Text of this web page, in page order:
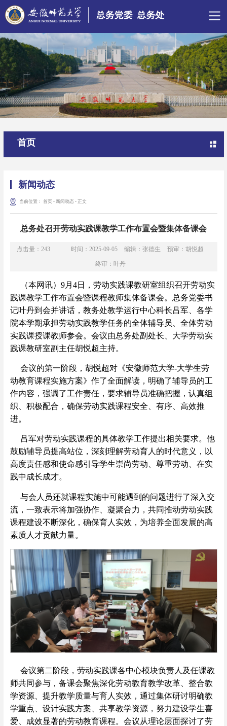
首页
新闻动态
当前位置： 首页 - 新闻动态 - 正文
总务处召开劳动实践课教学工作布置会暨集体备课会
点击量： 243 时间：2025-09-05 编辑：张德生 预审：胡悦超
终审：叶丹
（本网讯）9月4日，劳动实践课教研室组织召开劳动实
践课教学工作布置会暨课程教师集体备课会。总务党委书
记叶丹到会并讲话，教务处教学运行中心科长吕军、各学
院本学期承担劳动实践教学任务的全体辅导员、全体劳动
实践课授课教师参会。会议由总务处副处长、大学劳动实
践课教研室副主任胡悦超主持。
会议的第一阶段，胡悦超对《安徽师范大学-大学生劳
动教育课程实施方案》作了全面解读，明确了辅导员的工
作内容，强调了工作责任，要求辅导员准确把握，认真组
织、积极配合，确保劳动实践课程安全、有序、高效推
进。
吕军对劳动实践课程的具体教学工作提出相关要求。他
鼓励辅导员提高站位，深刻理解劳动育人的时代意义，以
高度责任感和使命感引导学生崇尚劳动、尊重劳动、在实
践中成长成才。
与会人员还就课程实施中可能遇到的问题进行了深入交
流，一致表示将加强协作、凝聚合力，共同推动劳动实践
课程建设不断深化，确保育人实效，为培养全面发展的高
素质人才贡献力量。
会议第二阶段，劳动实践课各中心模块负责人及任课教
师共同参与，备课会聚焦深化劳动教育教学改革、整合教
学资源、提升教学质量与育人实效，通过集体研讨明确教
学重点、设计实践方案、共享教学资源，努力建设学生喜
爱、成效显著的劳动教育课程。 会议从理论层面探讨了劳